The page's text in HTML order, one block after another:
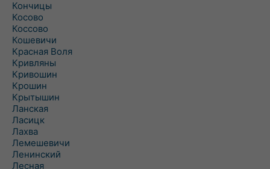
Кончицы
Косово
Коссово
Кошевичи
Красная Воля
Кривляны
Кривошин
Крошин
Крытышин
Ланская
Ласицк
Лахва
Лемешевичи
Ленинский
Лесная